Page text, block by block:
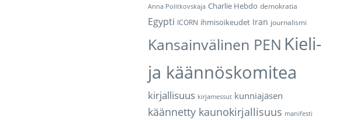
Anna Politkovskaja Charlie Hebdo demokratia
Egypti ICORN ihmisoikeudet Iran journalismi
Kansainvälinen PEN Kieli-
ja käännöskomitea
kirjallisuus kirjamessut kunniajäsen
käännetty kaunokirjallisuus manifesti